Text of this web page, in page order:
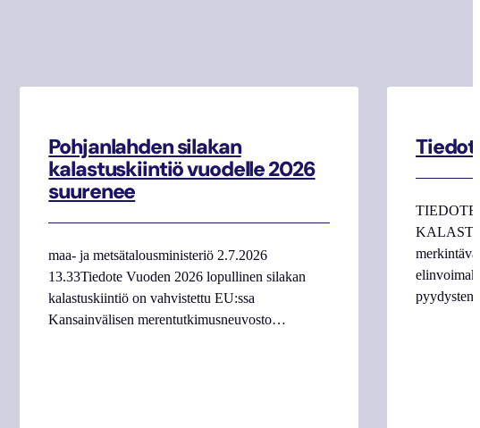
Pohjanlahden silakan
kalastuskiintiö vuodelle 2026
suurenee
maa- ja metsätalousministeriö 2.7.2026
13.33Tiedote Vuoden 2026 lopullinen silakan
kalastuskiintiö on vahvistettu EU:ssa
Kansainvälisen merentutkimusneuvosto…
pyydysten